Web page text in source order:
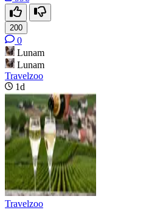
200
0
Lunam
Lunam
Travelzoo
1d
Travelzoo